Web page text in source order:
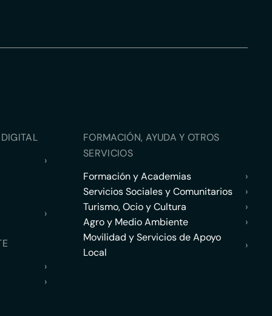
›
›
›
›
FORMACIÓN, AYUDA Y OTROS
SERVICIOS
Formación y Academias
›
Servicios Sociales y Comunitarios
›
Turismo, Ocio y Cultura
›
Agro y Medio Ambiente
›
Movilidad y Servicios de Apoyo
Local
›